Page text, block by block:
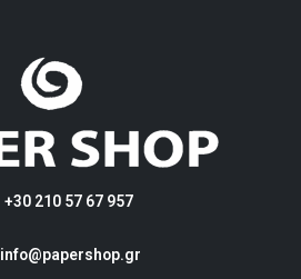
+30 210 57 67 957
info@papershop.gr